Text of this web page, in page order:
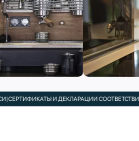
И ДЕКЛАРАЦИИ СООТВЕТСТВИЯ В